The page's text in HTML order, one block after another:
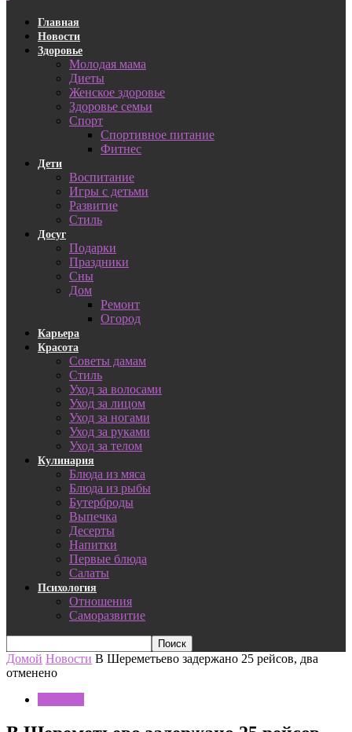
Главная
Новости
Здоровье
Молодая мама
Диеты
Женское здоровье
Здоровье семьи
Спорт
Спортивное питание
Фитнес
Дети
Воспитание
Игры с детьми
Развитие
Стиль
Досуг
Подарки
Праздники
Сны
Дом
Ремонт
Огород
Карьера
Красота
Советы дамам
Стиль
Уход за волосами
Уход за лицом
Уход за ногами
Уход за руками
Уход за телом
Кулинария
Блюда из мяса
Блюда из рыбы
Бутерброды
Выпечка
Десерты
Напитки
Первые блюда
Салаты
Психология
Отношения
Саморазвитие
Домой Новости В Шереметьево задержано 25 рейсов, два
отменено